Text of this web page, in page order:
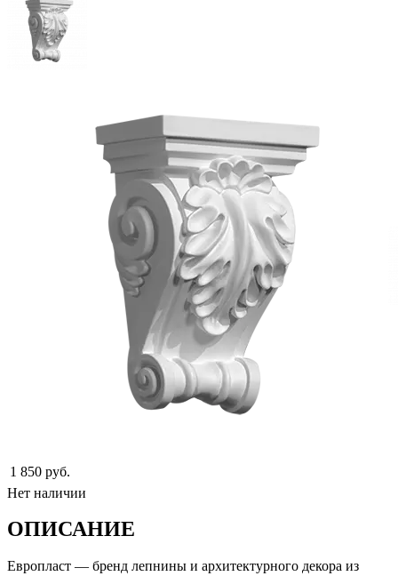
1 850 руб.
Нет наличии
ОПИСАНИЕ
Европласт — бренд лепнины и архитектурного декора из